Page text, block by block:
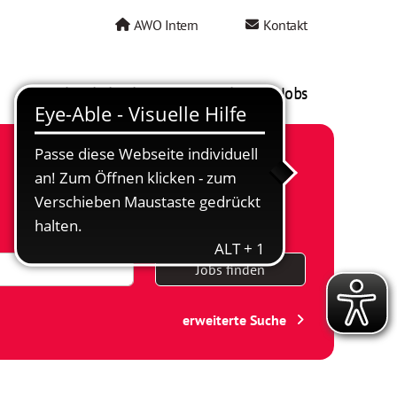
AWO Intern Kontakt
AWO als Arbeitgeber Mein AWO Jobs
Jobs finden
erweiterte Suche